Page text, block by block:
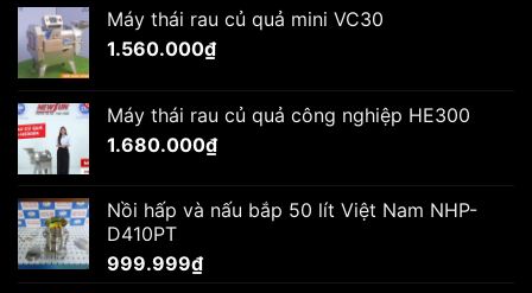
Máy thái rau củ quả mini VC30
1.560.000₫
Máy thái rau củ quả công nghiệp HE300
1.680.000₫
Nồi hấp và nấu bắp 50 lít Việt Nam NHP-
D410PT
999.999₫